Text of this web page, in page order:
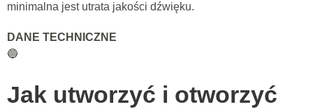
minimalna jest utrata jakości dźwięku.
DANE TECHNICZNE
🔵
Jak utworzyć i otworzyć